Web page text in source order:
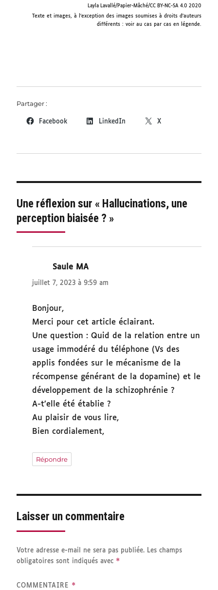
Layla Lavallé/Papier-Mâché/CC BY-NC-SA 4.0 2020
Texte et images, à l’exception des images soumises à droits d’auteurs
différents : voir au cas par cas en légende.
Partager :
Facebook LinkedIn X
Une réflexion sur « Hallucinations, une
perception biaisée ? »
Saule MAdit :
juillet 7, 2023 à 9:59 am
Bonjour,
Merci pour cet article éclairant.
Une question : Quid de la relation entre un
usage immodéré du téléphone (Vs des
applis fondées sur le mécanisme de la
récompense générant de la dopamine) et le
développement de la schizophrénie ?
A-t’elle été établie ?
Au plaisir de vous lire,
Bien cordialement,
Répondre
Laisser un commentaire
Votre adresse e-mail ne sera pas publiée. Les champs
obligatoires sont indiqués avec *
COMMENTAIRE *